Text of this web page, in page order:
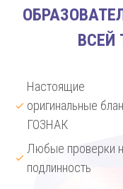
ВСЕЙ
Настоящие
оригинальные
ГОЗНАК
Любые проверки
подлинность